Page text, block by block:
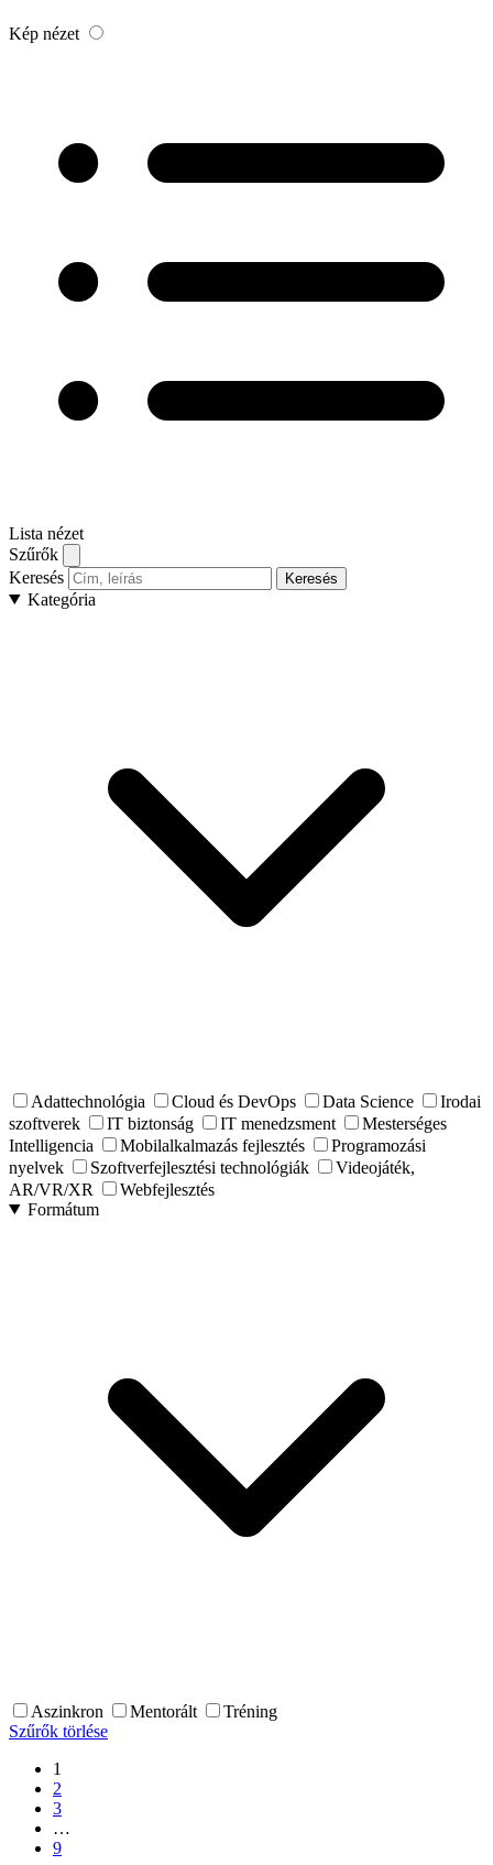
Kép nézet
Lista nézet
Szűrők
Keresés
Keresés
Kategória
Adattechnológia Cloud és DevOps Data Science
Irodai
szoftverek
IT biztonság IT menedzsment
Mesterséges
Intelligencia
Mobilalkalmazás fejlesztés
Programozási
nyelvek
Szoftverfejlesztési technológiák
Videojáték,
AR/VR/XR
Webfejlesztés
Formátum
Aszinkron Mentorált
Tréning
Szűrők törlése
1
2
3
…
9